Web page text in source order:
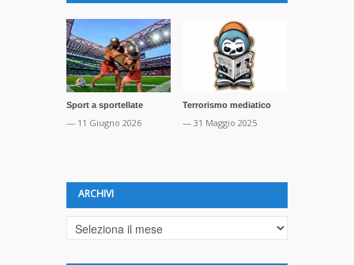
Sport a sportellate
— 11 Giugno 2026
Terrorismo mediatico
— 31 Maggio 2025
ARCHIVI
Archivi